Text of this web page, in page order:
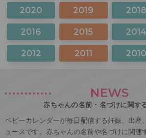
2020 2019 2018
2016 2015 2014
2012 2011 2010
NEWS
赤ちゃんの名前・名づけに関す
ベビーカレンダーが毎日配信する妊娠、出産
ュースです。赤ちゃんの名前や名づけに関連